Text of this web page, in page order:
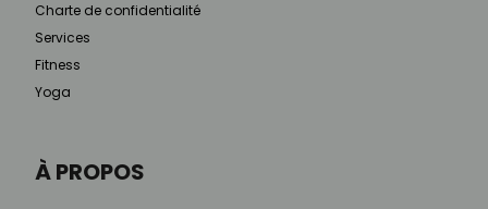
À PROPOS
Charte de confidentialité
Services
Fitness
Yoga